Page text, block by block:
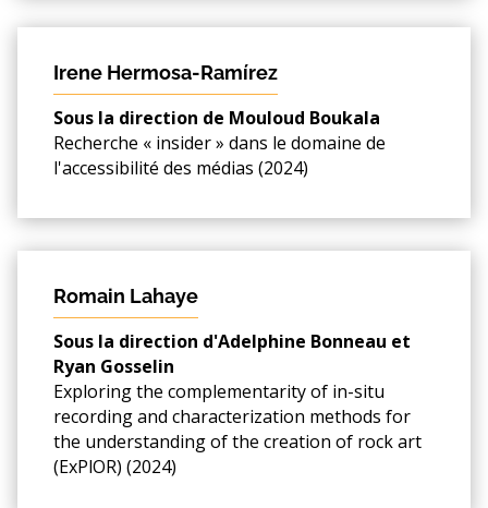
Irene Hermosa-Ramírez
Sous la direction de Mouloud Boukala
Recherche « insider » dans le domaine de
l'accessibilité des médias (2024)
Romain Lahaye
Sous la direction d'Adelphine Bonneau et
Ryan Gosselin
Exploring the complementarity of in-situ
recording and characterization methods for
the understanding of the creation of rock art
(ExPlOR) (2024)